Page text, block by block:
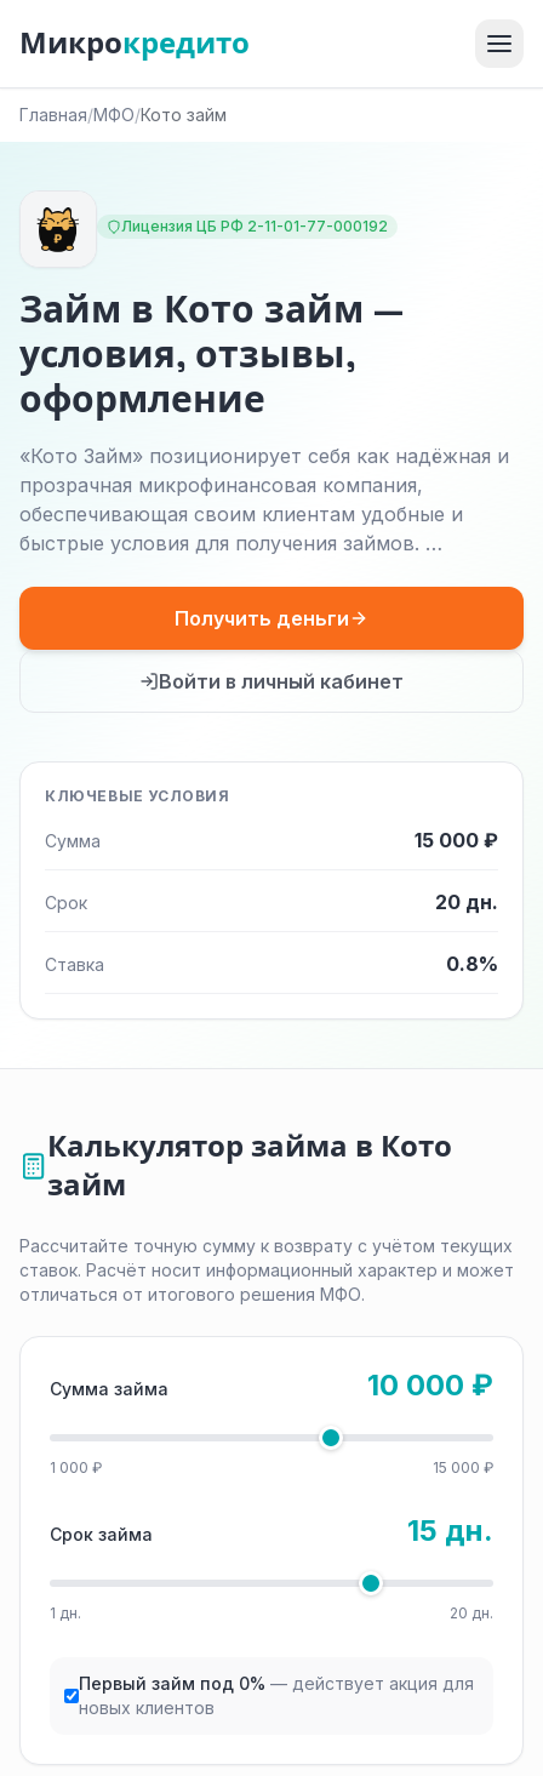
Микрокредито
Главная/МФО/Кото займ
Лицензия ЦБ РФ 2-11-01-77-000192
Займ в Кото займ —
условия, отзывы,
оформление
«Кото Займ» позиционирует себя как надёжная и
прозрачная микрофинансовая компания,
обеспечивающая своим клиентам удобные и
быстрые условия для получения займов. …
Получить деньги
Войти в личный кабинет
КЛЮЧЕВЫЕ УСЛОВИЯ
Сумма 15 000 ₽
Срок 20 дн.
Ставка 0.8%
Калькулятор займа в Кото
займ
Рассчитайте точную сумму к возврату с учётом текущих
ставок. Расчёт носит информационный характер и может
отличаться от итогового решения МФО.
Сумма займа 10 000 ₽
1 000 ₽ 15 000 ₽
Срок займа 15 дн.
1 дн. 20 дн.
Первый займ под 0% — действует акция для
новых клиентов